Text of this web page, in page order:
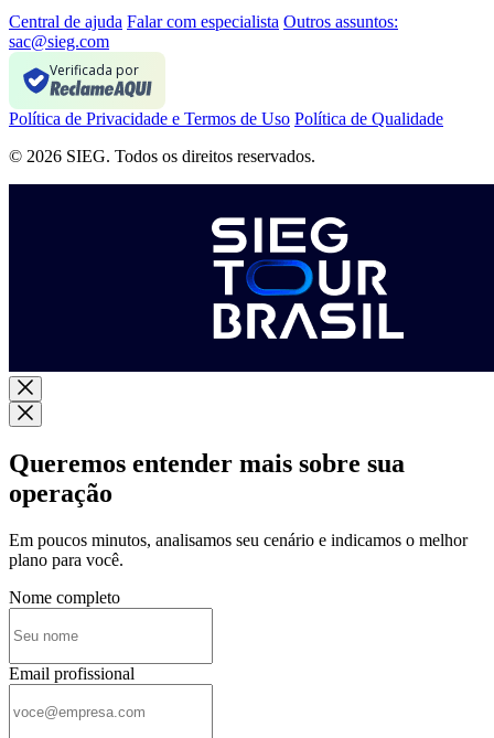
Central de ajuda Falar com especialista Outros assuntos:
sac@sieg.com
Verificada por
Política de Privacidade e Termos de Uso Política de Qualidade
© 2026 SIEG. Todos os direitos reservados.
Queremos entender mais sobre sua
operação
Em poucos minutos, analisamos seu cenário e indicamos o melhor
plano para você.
Nome completo
Email profissional